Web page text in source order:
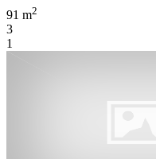
91 m2
3
1